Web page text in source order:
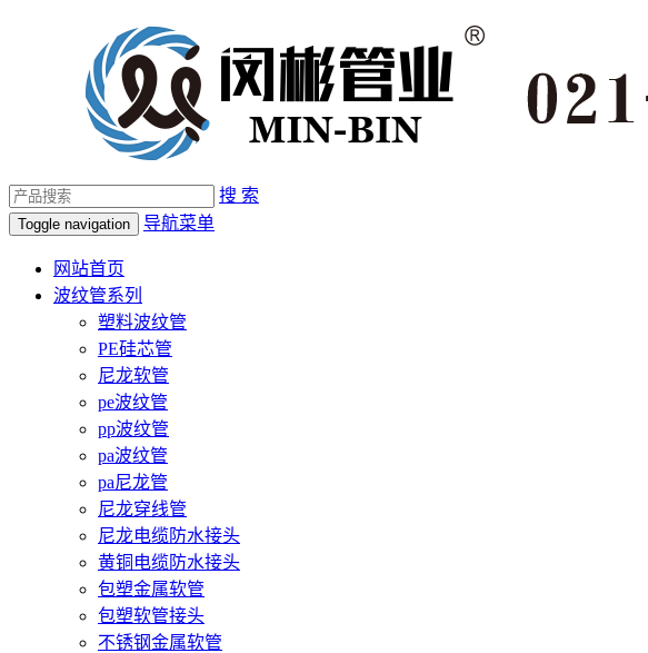
搜 索
Toggle navigation 导航菜单
网站首页
波纹管系列
塑料波纹管
PE硅芯管
尼龙软管
pe波纹管
pp波纹管
pa波纹管
pa尼龙管
尼龙穿线管
尼龙电缆防水接头
黄铜电缆防水接头
包塑金属软管
包塑软管接头
不锈钢金属软管